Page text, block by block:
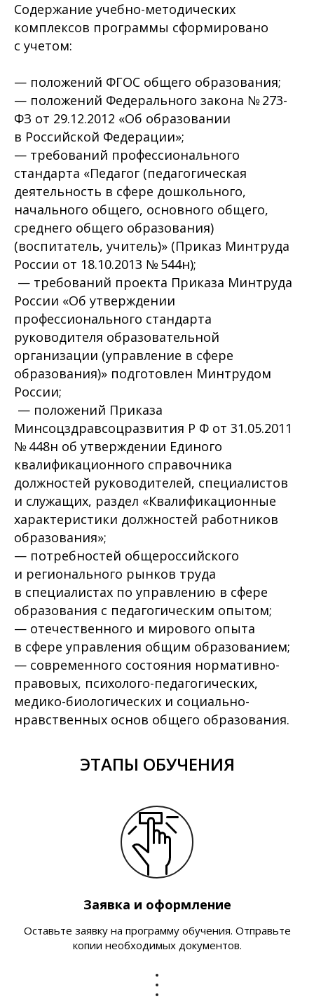
Содержание учебно-методических
комплексов программы сформировано
с учетом:
— положений ФГОС общего образования;
— положений Федерального закона № 273-
ФЗ от 29.12.2012 «Об образовании
в Российской Федерации»;
— требований профессионального
стандарта «Педагог (педагогическая
деятельность в сфере дошкольного,
начального общего, основного общего,
среднего общего образования)
(воспитатель, учитель)» (Приказ Минтруда
России от 18.10.2013 № 544н);
— требований проекта Приказа Минтруда
России «Об утверждении
профессионального стандарта
руководителя образовательной
организации (управление в сфере
образования)» подготовлен Минтрудом
России;
— положений Приказа
Минсоцздравсоцразвития Р Ф от 31.05.2011
№ 448н об утверждении Единого
квалификационного справочника
должностей руководителей, специалистов
и служащих, раздел «Квалификационные
характеристики должностей работников
образования»;
— потребностей общероссийского
и регионального рынков труда
в специалистах по управлению в сфере
образования с педагогическим опытом;
— отечественного и мирового опыта
в сфере управления общим образованием;
— современного состояния нормативно-
правовых, психолого-педагогических,
медико-биологических и социально-
нравственных основ общего образования.
ЭТАПЫ ОБУЧЕНИЯ
Заявка и оформление
Оставьте заявку на программу обучения. Отправьте
копии необходимых документов.